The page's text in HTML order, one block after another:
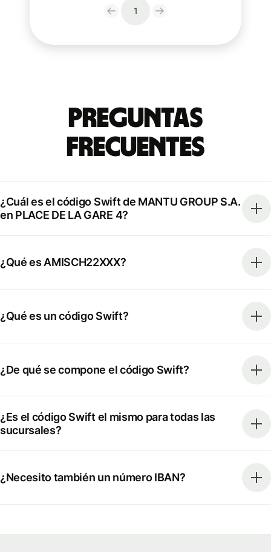
1
Preguntas
Frecuentes
¿Cuál es el código Swift de MANTU GROUP S.A.
en PLACE DE LA GARE 4?
¿Qué es AMISCH22XXX?
¿Qué es un código Swift?
¿De qué se compone el código Swift?
¿Es el código Swift el mismo para todas las
sucursales?
¿Necesito también un número IBAN?